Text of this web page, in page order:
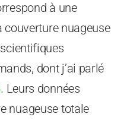
à une
nuageuse
dont j’ai parlé
Leurs données
nuageuse totale